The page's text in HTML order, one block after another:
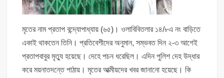
মৃতের নাম প্রতাপ বন্দ্যোপাধ্যায় (৬৫)। ওলাবিবিতলার ১৪/৮এ নং বাড়িতে
একাই থাকতেন তিনি। প্রতিবেশীদের অনুমান, সম্ভবত দিন ২-৩ আগেই
প্রতাপবাবুর মৃত্যু হয়েছে। দেহে পচন ধরেছিল। এদিন পুলিশ দেহ উদ্ধার
করে ময়নাতদন্তে পাঠায়। মৃতের আত্মীয়দের খবর জানানো হয়েছে। কি